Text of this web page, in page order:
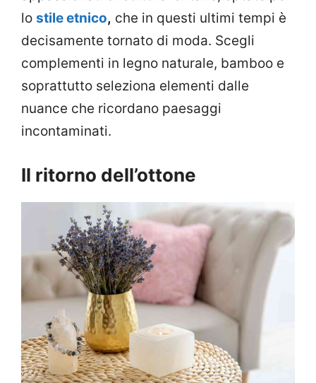
lo stile etnico, che in questi ultimi tempi è
decisamente tornato di moda. Scegli
complementi in legno naturale, bamboo e
soprattutto seleziona elementi dalle
nuance che ricordano paesaggi
incontaminati.
Il ritorno dell’ottone